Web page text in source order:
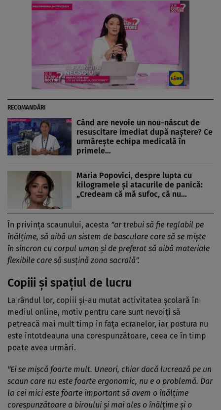
RECOMANDĂRI
Când are nevoie un nou-născut de
resuscitare imediat după naștere? Ce
urmărește echipa medicală în
primele…
Maria Popovici, despre lupta cu
kilogramele și atacurile de panică:
„Credeam că mă sufoc, că nu…
În privința scaunului, acesta ”ar trebui să fie reglabil pe
înălțime, să aibă un sistem de basculare care să se miște
în sincron cu corpul uman și de preferat să aibă materiale
flexibile care să susțină zona sacrală”.
Copiii și spațiul de lucru
La rândul lor, copiii și-au mutat activitatea școlară în
mediul online, motiv pentru care sunt nevoiți să
petreacă mai mult timp în fața ecranelor, iar postura nu
este întotdeauna una corespunzătoare, ceea ce în timp
poate avea urmări.
”Ei se mișcă foarte mult. Uneori, chiar dacă lucrează pe un
scaun care nu este foarte ergonomic, nu e o problemă. Dar
la cei mici este foarte important să avem o înălțime
corespunzătoare a biroului și mai ales o înălțime și o